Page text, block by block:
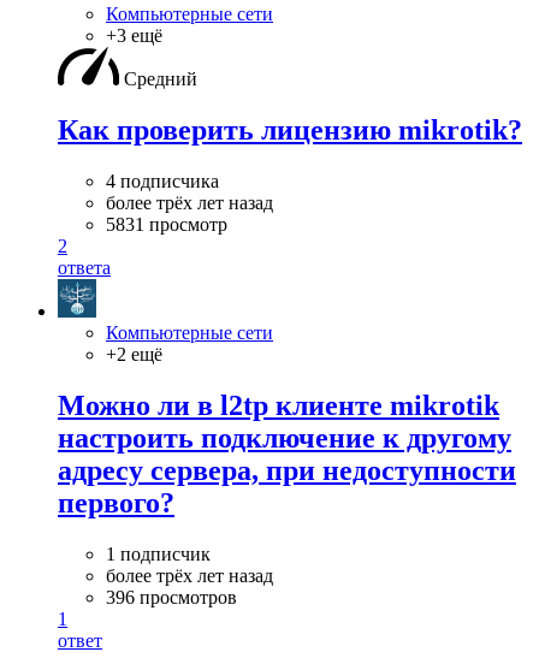
Компьютерные сети
+3 ещё
Средний
Как проверить лицензию mikrotik?
4 подписчика
более трёх лет назад
5831 просмотр
2
ответа
Компьютерные сети
+2 ещё
Можно ли в l2tp клиенте mikrotik
настроить подключение к другому
адресу сервера, при недоступности
первого?
1 подписчик
более трёх лет назад
396 просмотров
1
ответ